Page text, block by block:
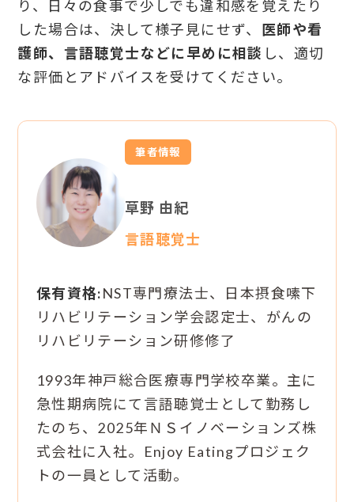
り、日々の食事で少しでも違和感を覚えたり
した場合は、決して様子見にせず、 医師や看
護師、言語聴覚士などに早めに相談 し、適切
な評価とアドバイスを受けてください。
筆者情報
草野 由紀
言語聴覚士
保有資格:NST専門療法士、日本摂食嗉下
リハビリテーション学会認定士、がんの
リハビリテーション研修修了
1993年神戸総合医療専門学校卒業。主に
急性期病院にて言語聴覚士として勤務し
たのち、2025年ＮＳイノベーションズ株
式会社に入社。Enjoy Eatingプロジェク
トの一員として活動。